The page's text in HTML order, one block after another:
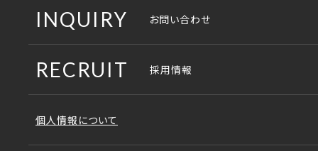
製造現場
販売部門
沿革
SDGs
INQUIRY お問い合わせ
各事業所の地図
補修部品の注文
RECRUIT 採用情報
個人情報について